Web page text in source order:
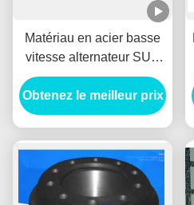
Matériau en acier basse
vitesse alternateur SUV
roue HUB Durable Pour
BENZ / HYUNADI
Obtenez le meilleur prix